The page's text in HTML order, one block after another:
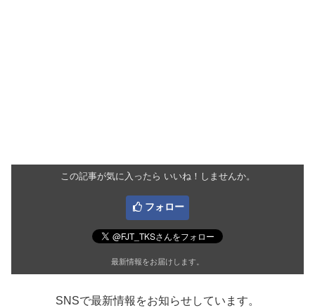
この記事が気に入ったら いいね！しませんか。
フォロー
最新情報をお届けします。
SNSで最新情報をお知らせしています。